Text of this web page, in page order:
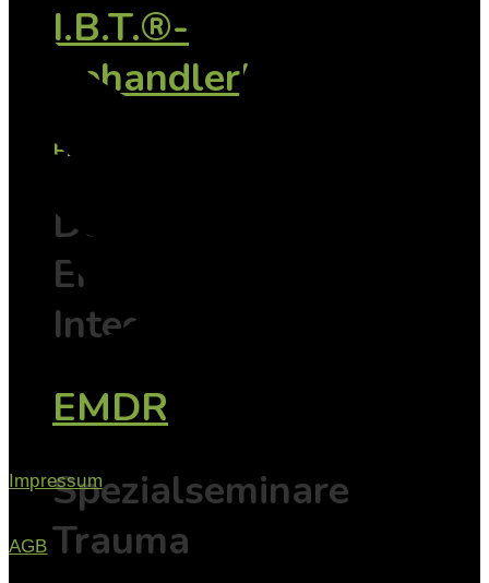
I.B.T.®-
BehandlerInnen
EMDR
Der Weg vom
Erleben zur
Integration
EMDR
Spezialseminare
Trauma
Impressum
AGB